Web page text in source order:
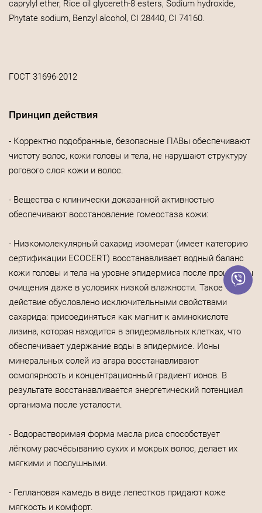
caprylyl ether, Rice oil glycereth-8 esters, Sodium hydroxide,
Phytate sodium, Benzyl alcohol, CI 28440, CI 74160.
ГОСТ 31696-2012
Принцип действия
- Корректно подобранные, безопасные ПАВы обеспечивают
чистоту волос, кожи головы и тела, не нарушают структуру
рогового слоя кожи и волос.
- Вещества с клинически доказанной активностью
обеспечивают восстановление гомеостаза кожи:
- Низкомолекулярный сахарид изомерат (имеет категорию
сертификации ECOCERT) восстанавливает водный баланс
кожи головы и тела на уровне эпидермиса после процедуры
очищения даже в условиях низкой влажности. Такое
действие обусловлено исключительными свойствами
сахарида: присоединяться как магнит к аминокислоте
лизина, которая находится в эпидермальных клетках, что
обеспечивает удержание воды в эпидермисе. Ионы
минеральных солей из агара восстанавливают
осмолярность и концентрационный градиент ионов. В
результате восстанавливается энергетический потенциал
организма после усталости.
- Водорастворимая форма масла риса способствует
лёгкому расчёсыванию сухих и мокрых волос, делает их
мягкими и послушными.
- Геллановая камедь в виде лепестков придают коже
мягкость и комфорт.